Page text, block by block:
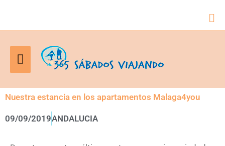
Menú
principal
Nuestra estancia en los apartamentos Malaga4you
09/09/2019ANDALUCIA